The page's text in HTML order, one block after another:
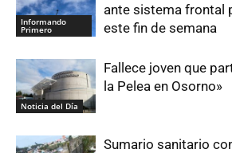
Informando
Primero
ante sistema frontal
este fin de semana
Noticia del Día
Fallece joven que
la Pelea en Osorno»
Sumario sanitario